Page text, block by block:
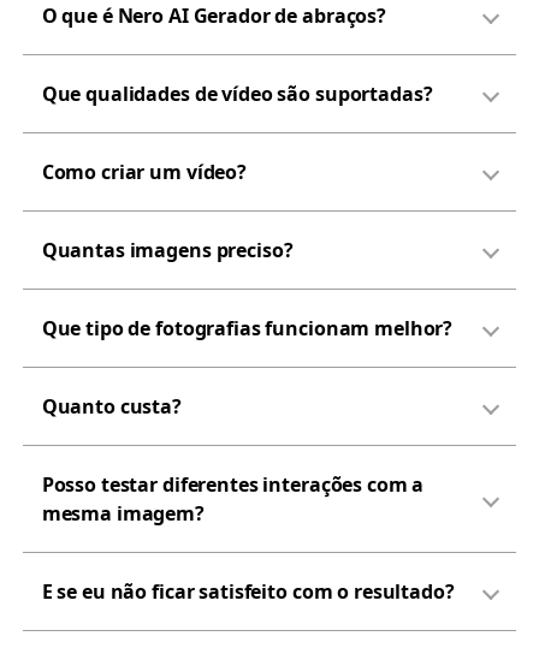
O que é Nero AI Gerador de abraços?
Que qualidades de vídeo são suportadas?
Como criar um vídeo?
Quantas imagens preciso?
Que tipo de fotografias funcionam melhor?
Quanto custa?
Posso testar diferentes interações com a
mesma imagem?
E se eu não ficar satisfeito com o resultado?